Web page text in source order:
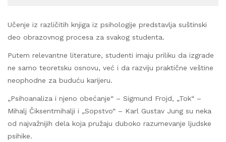
Učenje iz različitih knjiga iz psihologije predstavlja suštinski
deo obrazovnog procesa za svakog studenta.
Putem relevantne literature, studenti imaju priliku da izgrade
ne samo teoretsku osnovu, već i da razviju praktične veštine
neophodne za buduću karijeru.
„Psihoanaliza i njeno obećanje“ – Sigmund Frojd, „Tok“ –
Mihalj Čiksentmihalji i „Sopstvo“ – Karl Gustav Jung su neka
od najvažnijih dela koja pružaju duboko razumevanje ljudske
psihike.